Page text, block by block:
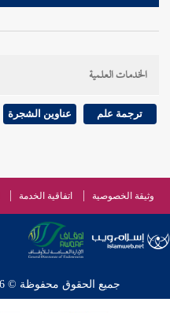
الخدمات العلمية
ترجمة علم عناوين الشجرة
وثيقة الخصوصية اتفاقية الخدمة
جميع الحقوق محفوظة © 2026 - 1998 لشبكة إسلام ويب